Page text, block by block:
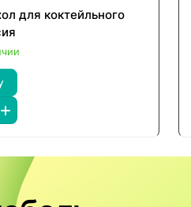
для коктейльного